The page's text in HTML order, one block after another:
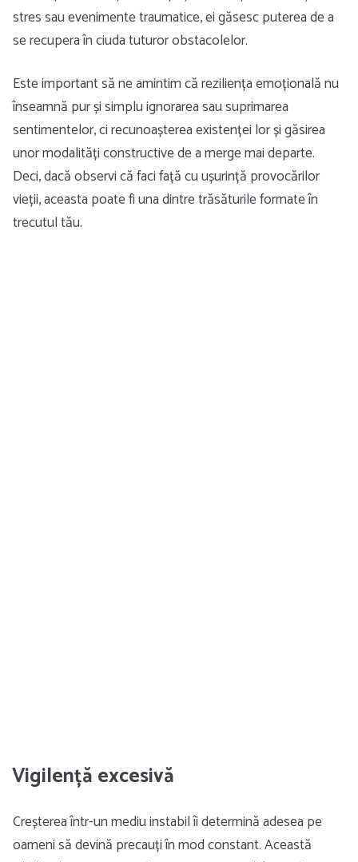
stres sau evenimente traumatice, ei găsesc puterea de a
se recupera în ciuda tuturor obstacolelor.
Este important să ne amintim că reziliența emoțională nu
înseamnă pur și simplu ignorarea sau suprimarea
sentimentelor, ci recunoașterea existenței lor și găsirea
unor modalități constructive de a merge mai departe.
Deci, dacă observi că faci față cu ușurință provocărilor
vieții, aceasta poate fi una dintre trăsăturile formate în
trecutul tău.
Vigilență excesivă
Creșterea într-un mediu instabil îi determină adesea pe
oameni să devină precauți în mod constant. Această